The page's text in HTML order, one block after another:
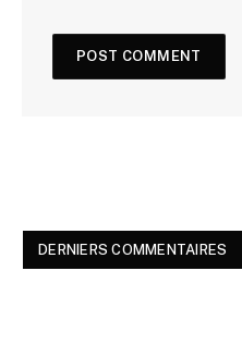
DERNIERS COMMENTAIRES